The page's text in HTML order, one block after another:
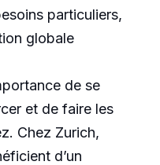
particuliers,
globale
de se
et de faire les
Chez Zurich,
d’un